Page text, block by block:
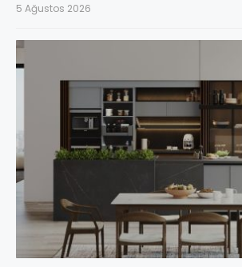
5 Ağustos 2026